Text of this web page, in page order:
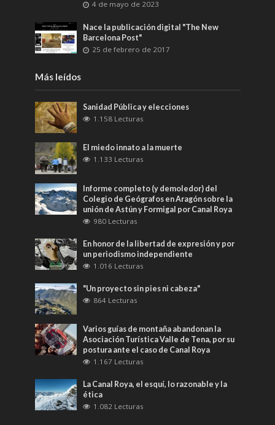
4 de mayo de 2023
Nace la publicación digital "The New
Barcelona Post"
25 de febrero de 2017
Más leídos
Sanidad Pública y elecciones
1.158 Lecturas
El miedo innato a la muerte
1.133 Lecturas
Informe completo (y demoledor) del
Colegio de Geógrafos en Aragón sobre la
unión de Astún y Formigal por Canal Roya
980 Lecturas
En honor de la libertad de expresión y por
un periodismo independiente
1.016 Lecturas
"Un proyecto sin pies ni cabeza"
864 Lecturas
Varios guías de montaña abandonan la
Asociación Turística Valle de Tena, por su
postura ante el caso de Canal Roya
1.167 Lecturas
La Canal Roya, el esquí, lo razonable y la
ética
1.082 Lecturas